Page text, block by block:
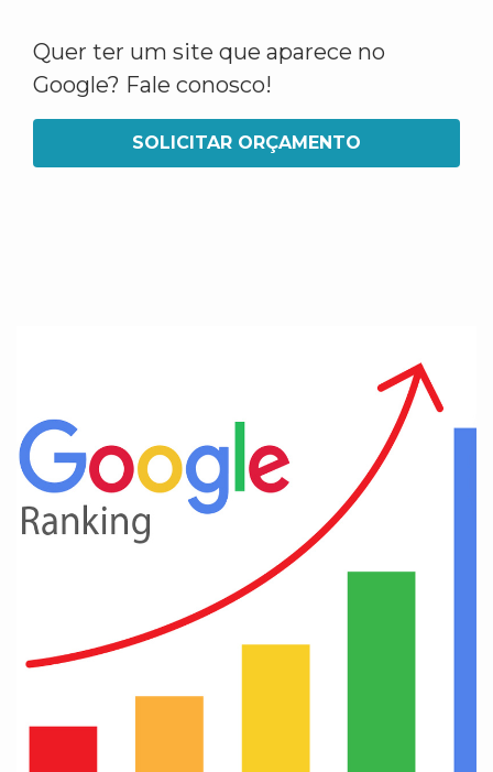
Quer ter um site que aparece no
Google? Fale conosco!
SOLICITAR ORÇAMENTO